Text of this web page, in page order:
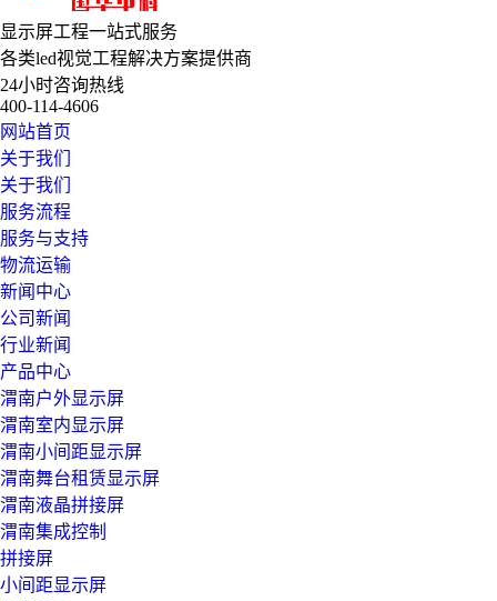
显示屏工程一站式服务
各类led视觉工程解决方案提供商
24小时咨询热线
400-114-4606
网站首页
关于我们
关于我们
服务流程
服务与支持
物流运输
新闻中心
公司新闻
行业新闻
产品中心
渭南户外显示屏
渭南室内显示屏
渭南小间距显示屏
渭南舞台租赁显示屏
渭南液晶拼接屏
渭南集成控制
拼接屏
小间距显示屏